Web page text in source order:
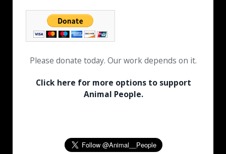
Please donate today. Our work depends on it.
Click here for more options to support
Animal People.